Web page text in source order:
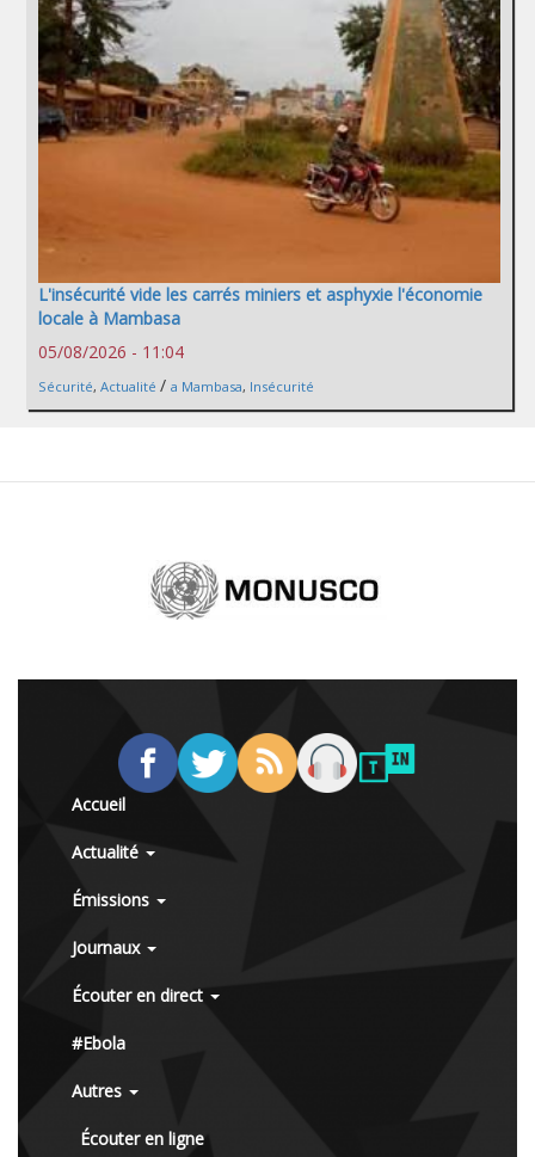
L'insécurité vide les carrés miniers et asphyxie l'économie
locale à Mambasa
05/08/2026 - 11:04
Sécurité, Actualité / a Mambasa, Insécurité
Accueil
Actualité
Émissions
Journaux
Écouter en direct
#Ebola
Autres
Écouter en ligne